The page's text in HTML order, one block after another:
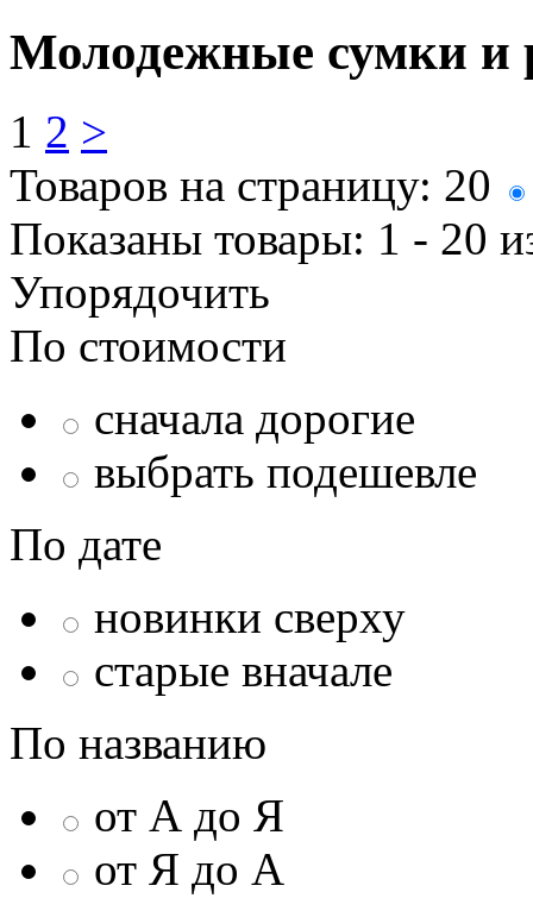
Молодежные сумки и
1 2 >
Товаров на страницу: 20
Показаны товары: 1 - 20
Упорядочить
По стоимости
сначала дорогие
выбрать подешевле
По дате
новинки сверху
старые вначале
По названию
от А до Я
от Я до А